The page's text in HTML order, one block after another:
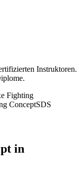
Instruktoren.
Fighting
ConceptSDS
in